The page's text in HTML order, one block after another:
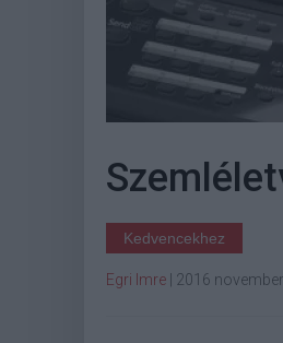
Kedvencekhez
Egri Imre 2016